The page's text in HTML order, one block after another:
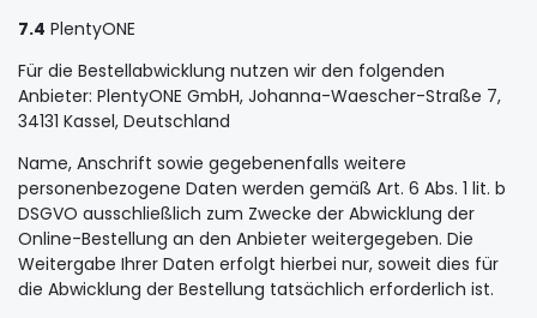
7.4 PlentyONE
Für die Bestellabwicklung nutzen wir den folgenden
Anbieter: PlentyONE GmbH, Johanna-Waescher-Straße 7,
34131 Kassel, Deutschland
Name, Anschrift sowie gegebenenfalls weitere
personenbezogene Daten werden gemäß Art. 6 Abs. 1 lit. b
DSGVO ausschließlich zum Zwecke der Abwicklung der
Online-Bestellung an den Anbieter weitergegeben. Die
Weitergabe Ihrer Daten erfolgt hierbei nur, soweit dies für
die Abwicklung der Bestellung tatsächlich erforderlich ist.